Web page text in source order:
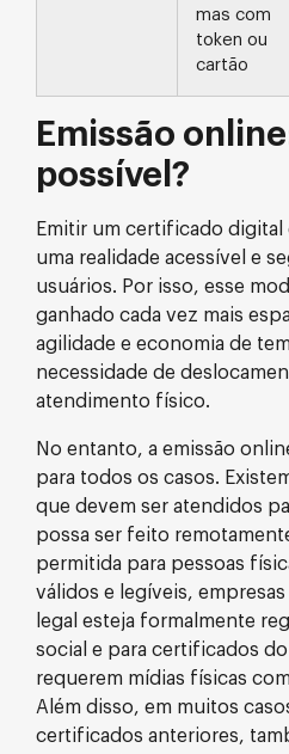
mas com
token ou
cartão
Emissão
possível?
Emitir um certificado digital
uma realidade acessível e
usuários. Por isso, esse
ganhado cada vez mais
agilidade e economia de
necessidade de
atendimento físico.
No entanto, a emissão
para todos os casos.
que devem ser atendidos
possa ser feito
permitida para pessoas
válidos e legíveis,
legal esteja formalmente
social e para certificados
requerem mídias físicas
Além disso, em muitos
certificados anteriores,